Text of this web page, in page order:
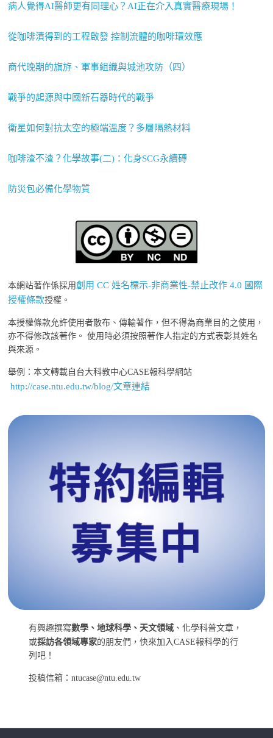
病人覺得AI醫師更有同理心？AI正在介入真實醫療現場！
從咖啡漬得到的工程啟發 控制流體的咖啡環效應
商代晚期的旗斿、軍事組織與城池攻防（四）
戰爭的起源與中國新石器時代的戰爭
衛星如何對抗太空的極端溫度？多層隔熱材料
咖啡渣不渣？化學故事(二)：化身SCG永續磚
防災包必備化學物質
本網站著作係採用創用 CC 姓名標示-非商業性-禁止改作 4.0 國際
授權條款授權。
本授權條款允許使用者散布、傳輸著作，但不得為商業目的之使用，
亦不得修改該著作。 使用時必須按照著作人指定的方式表彰其姓名
與來源。
舉例：本文轉載自台大科教中心CASE報科學網站
http://case.ntu.edu.tw/blog/文章連結
有興趣撰寫數學、地球科學、天文領域 、化學科普文章，
或採訪各領域專家的朋友們，快來加入CASE報科學的行
列吧！
投稿信箱：ntucase@ntu.edu.tw